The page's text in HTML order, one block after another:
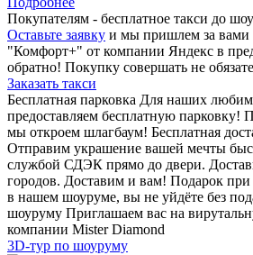
Покупателям - бесплатное такси до
Оставьте заявку и мы пришлем за вами
"Комфорт+" от компании Яндекс в
обратно! Покупку совершать не
Заказать такси
Бесплатная парковка Для наших
предоставляем бесплатную парковку!
мы откроем шлагбаум! Бесплатная
Отправим украшение вашей мечты
службой СДЭК прямо до двери.
городов. Доставим и вам! Подарок при
в нашем шоуруме, вы не уйдёте без
шоуруму Приглашаем вас на
компании Mister Diamond
3D-тур по шоуруму